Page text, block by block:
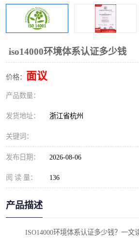
iso14000环境体系认证多少钱
价格： 面议
产品数量：
发货地址： 浙江省杭州
关键词：
发布日期： 2026-08-06
阅 读 量： 136
产品描述
ISO14000环境体系认证多少钱？一文